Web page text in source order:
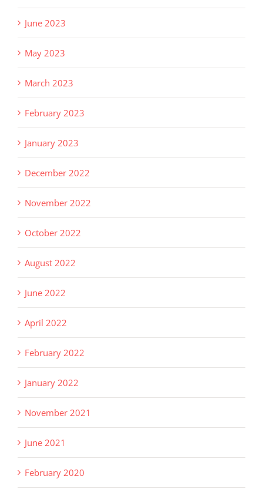
June 2023
May 2023
March 2023
February 2023
January 2023
December 2022
November 2022
October 2022
August 2022
June 2022
April 2022
February 2022
January 2022
November 2021
June 2021
February 2020